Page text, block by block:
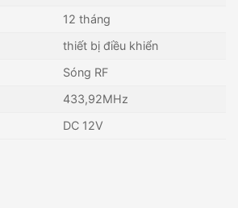
12 tháng
thiết bị điều khiển
Sóng RF
433,92MHz
DC 12V